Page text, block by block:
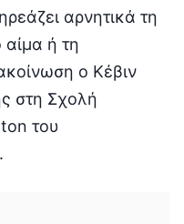
αρνητικά τη
ή τη
ο Κέβιν
στη Σχολή
του